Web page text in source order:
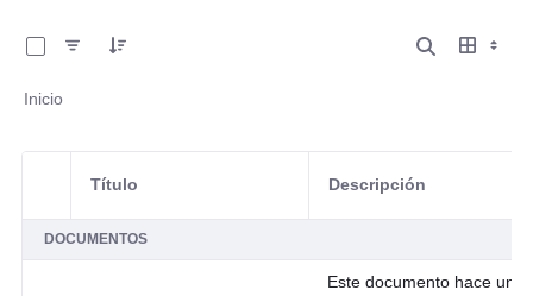
Inicio
Selección del elemento
Título Descripción
DOCUMENTOS
Este documento hace una